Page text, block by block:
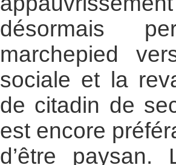
désormais
marchepied
sociale et la
de citadin de
est encore
d’être paysan.